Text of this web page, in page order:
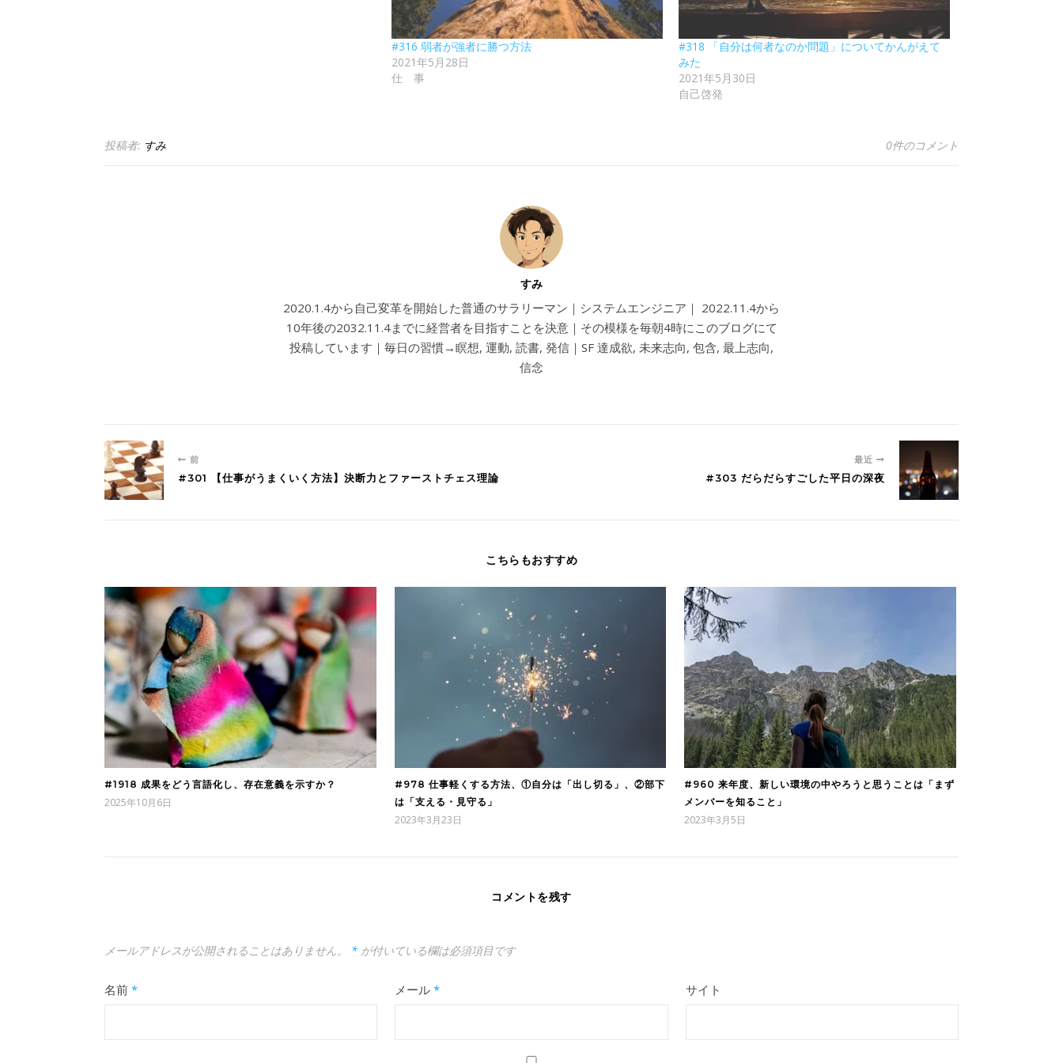
#316 弱者が強者に勝つ方法
2021年5月28日
仕 事
#318 「自分は何者なのか問題」についてかんがえて
みた
2021年5月30日
自己啓発
投稿者: すみ 0件のコメント
すみ
2020.1.4から自己変革を開始した普通のサラリーマン｜システムエンジニア｜ 2022.11.4から
10年後の2032.11.4までに経営者を目指すことを決意｜その模様を毎朝4時にこのブログにて
投稿しています｜毎日の習慣→瞑想, 運動, 読書, 発信｜SF 達成欲, 未来志向, 包含, 最上志向,
信念
前
#301 【仕事がうまくいく方法】決断力とファーストチェス理論
最近
#303 だらだらすごした平日の深夜
こちらもおすすめ
#1918 成果をどう言語化し、存在意義を示すか？
2025年10月6日
#978 仕事軽くする方法、①自分は「出し切る」、②部下
は「支える・見守る」
2023年3月23日
#960 来年度、新しい環境の中やろうと思うことは「まず
メンバーを知ること」
2023年3月5日
コメントを残す
メールアドレスが公開されることはありません。 * が付いている欄は必須項目です
名前 * メール* サイト